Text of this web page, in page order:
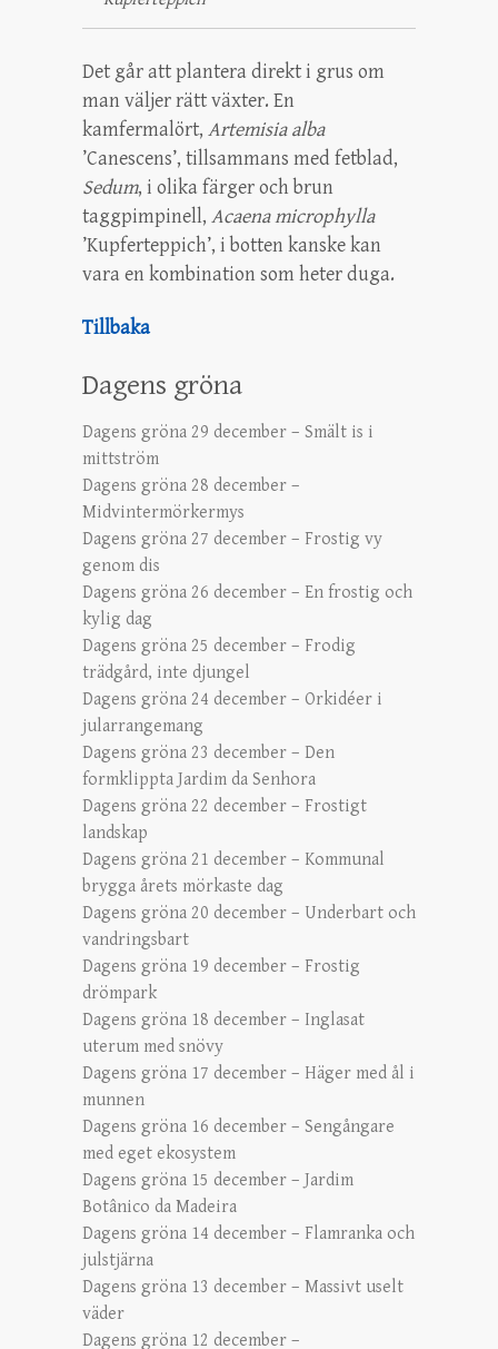
Det går att plantera direkt i grus om
man väljer rätt växter. En
kamfermalört, Artemisia alba
’Canescens’, tillsammans med fetblad,
Sedum, i olika färger och brun
taggpimpinell, Acaena microphylla
’Kupferteppich’, i botten kanske kan
vara en kombination som heter duga.
Tillbaka
Dagens gröna
Dagens gröna 29 december – Smält is i
mittström
Dagens gröna 28 december –
Midvintermörkermys
Dagens gröna 27 december – Frostig vy
genom dis
Dagens gröna 26 december – En frostig och
kylig dag
Dagens gröna 25 december – Frodig
trädgård, inte djungel
Dagens gröna 24 december – Orkidéer i
jularrangemang
Dagens gröna 23 december – Den
formklippta Jardim da Senhora
Dagens gröna 22 december – Frostigt
landskap
Dagens gröna 21 december – Kommunal
brygga årets mörkaste dag
Dagens gröna 20 december – Underbart och
vandringsbart
Dagens gröna 19 december – Frostig
drömpark
Dagens gröna 18 december – Inglasat
uterum med snövy
Dagens gröna 17 december – Häger med ål i
munnen
Dagens gröna 16 december – Sengångare
med eget ekosystem
Dagens gröna 15 december – Jardim
Botânico da Madeira
Dagens gröna 14 december – Flamranka och
julstjärna
Dagens gröna 13 december – Massivt uselt
väder
Dagens gröna 12 december –